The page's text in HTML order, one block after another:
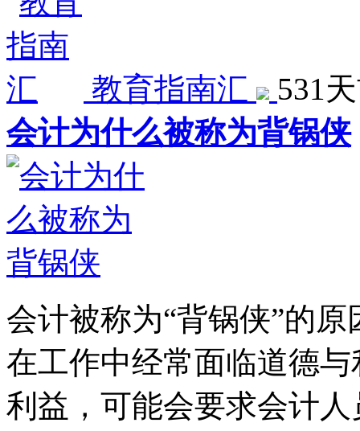
教育指南汇
531
会计为什么被称为背锅侠
会计被称为“背锅侠”的
在工作中经常面临道德
利益，可能会要求会计